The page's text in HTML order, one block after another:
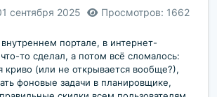
сентября 2025
Просмотров: 1662
портале, в интернет-
то сделал, а потом всё сломалось:
криво (или не открывается вообще?),
фоновые задачи в планировщике,